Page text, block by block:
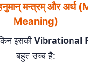
हनुमान् मन्त्रम् और
Meaning)
इसकीVibrational
बहुत उच्च है: